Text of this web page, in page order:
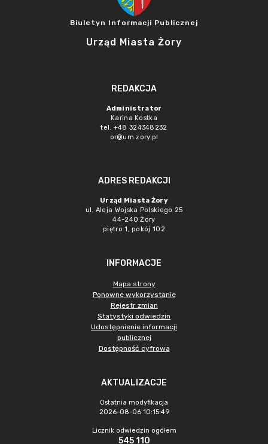
Biuletyn Informacji Publicznej
Urząd Miasta Żory
REDAKCJA
Administrator
Karina Kostka
tel. +48 324348232
or@um.zory.pl
ADRES REDAKCJI
Urząd Miasta Żory
ul. Aleja Wojska Polskiego 25
44-240 Żory
piętro 1, pokój 102
INFORMACJE
Mapa strony
Ponowne wykorzystanie
Rejestr zmian
Statystyki odwiedzin
Udostępnienie informacji
publicznej
Dostępność cyfrowa
AKTUALIZACJE
Ostatnia modyfikacja
2026-08-06 10:15:49
Licznik odwiedzin ogółem
545 110